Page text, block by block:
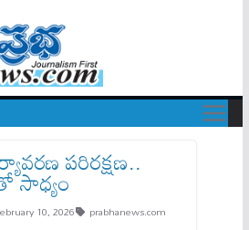
పరిరక్షణ..
సాధ్యం
10, 2026 prabhanews.com